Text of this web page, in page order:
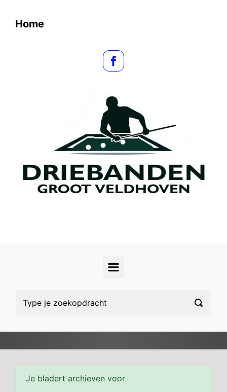
Home
Je bladert archieven voor